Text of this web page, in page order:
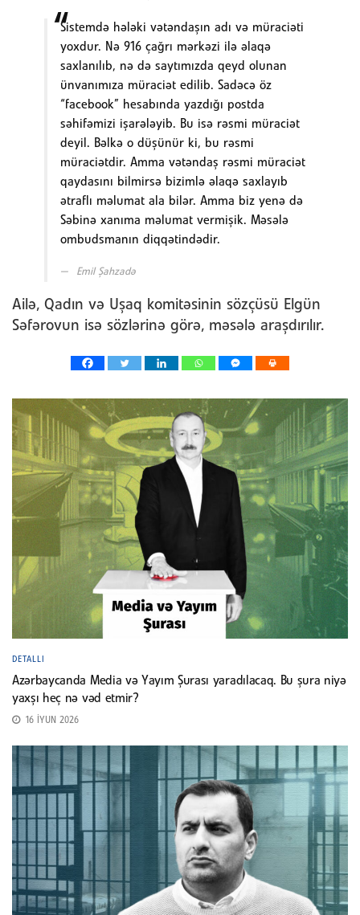
Sistemdə hələki vətəndaşın adı və müraciəti
yoxdur. Nə 916 çağrı mərkəzi ilə əlaqə
saxlanılıb, nə də saytımızda qeyd olunan
ünvanımıza müraciət edilib. Sadəcə öz
“facebook” hesabında yazdığı postda
səhifəmizi işarələyib. Bu isə rəsmi müraciət
deyil. Bəlkə o düşünür ki, bu rəsmi
müraciətdir. Amma vətəndaş rəsmi müraciət
qaydasını bilmirsə bizimlə əlaqə saxlayıb
ətraflı məlumat ala bilər. Amma biz yenə də
Səbinə xanıma məlumat vermişik. Məsələ
ombudsmanın diqqətindədir.
Emil Şahzadə
Ailə, Qadın və Uşaq komitəsinin sözçüsü Elgün
Səfərovun isə sözlərinə görə, məsələ araşdırılır.
DETALLI
Azərbaycanda Media və Yayım Şurası yaradılacaq. Bu şura niyə
yaxşı heç nə vəd etmir?
16 İYUN 2026